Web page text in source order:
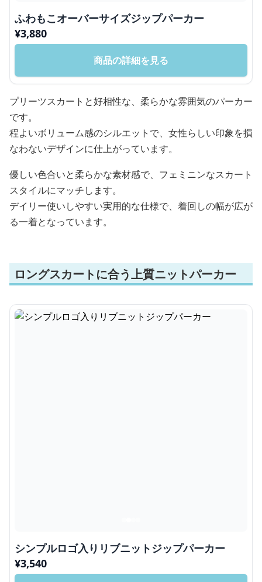
ふわもこオーバーサイズジップパーカー
¥3,880
商品の詳細を見る
プリーツスカートと好相性な、柔らかな雰囲気のパーカー
です。
程よいボリューム感のシルエットで、女性らしい印象を損
なわないデザインに仕上がっています。
優しい色合いと柔らかな素材感で、フェミニンなスカート
スタイルにマッチします。
デイリー使いしやすい実用的な仕様で、着回しの幅が広が
る一着となっています。
ロングスカートに合う上質ニットパーカー
シンプルロゴ入りリブニットジップパーカー
¥3,540